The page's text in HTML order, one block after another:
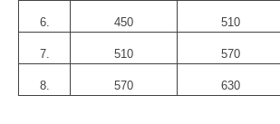
6. 450 510
7. 510 570
8. 570 630